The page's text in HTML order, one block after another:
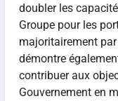
doubler les
Groupe pour les
majoritairement
démontre
contribuer aux
Gouvernement en